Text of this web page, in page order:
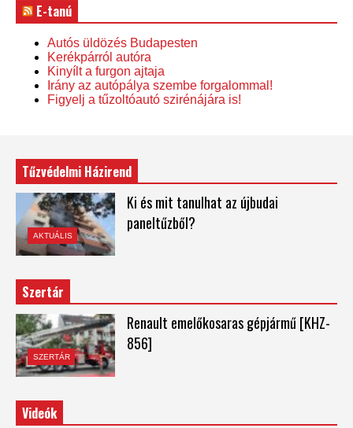
E-tanú
Autós üldözés Budapesten
Kerékpárról autóra
Kinyílt a furgon ajtaja
Irány az autópálya szembe forgalommal!
Figyelj a tűzoltóautó szirénájára is!
Tűzvédelmi Házirend
AKTUÁLIS
Ki és mit tanulhat az újbudai
paneltűzből?
Szertár
SZERTÁR
Renault emelőkosaras gépjármű [KHZ-
856]
Videók